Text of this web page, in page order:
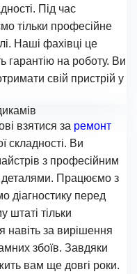
Під час
тільки професійне
Наші фахівці це
гарантію на роботу. Ви
свій пристрій у
взятися за ремонт
складності. Ви
з професійним
деталями. Працюємо з
діагностику перед
тільки
навіть за вирішення
збоїв. Завдяки
вам ще довгі роки.